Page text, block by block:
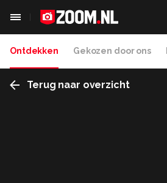
Ontdekken Gekozen door ons
Terug naar overzicht